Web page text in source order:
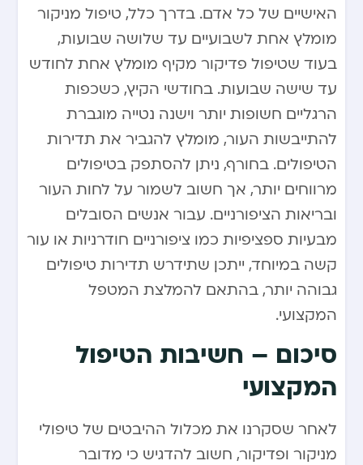
האישיים של כל אדם. בדרך כלל, טיפול מניקור
מומלץ אחת לשבועיים עד שלושה שבועות,
בעוד שטיפול פדיקור מקיף מומלץ אחת לחודש
עד שישה שבועות. בחודשי הקיץ, כשכפות
הרגליים חשופות יותר וישנה נטייה מוגברת
להתייבשות העור, מומלץ להגביר את תדירות
הטיפולים. בחורף, ניתן להסתפק בטיפולים
מרווחים יותר, אך חשוב לשמור על לחות העור
ובריאות הציפורניים. עבור אנשים הסובלים
מבעיות ספציפיות כמו ציפורניים חודרניות או עור
קשה במיוחד, ייתכן שתידרש תדירות טיפולים
גבוהה יותר, בהתאם להמלצת המטפל
המקצועי.
סיכום – חשיבות הטיפול
המקצועי
לאחר שסקרנו את מכלול ההיבטים של טיפולי
מניקור ופדיקור, חשוב להדגיש כי מדובר